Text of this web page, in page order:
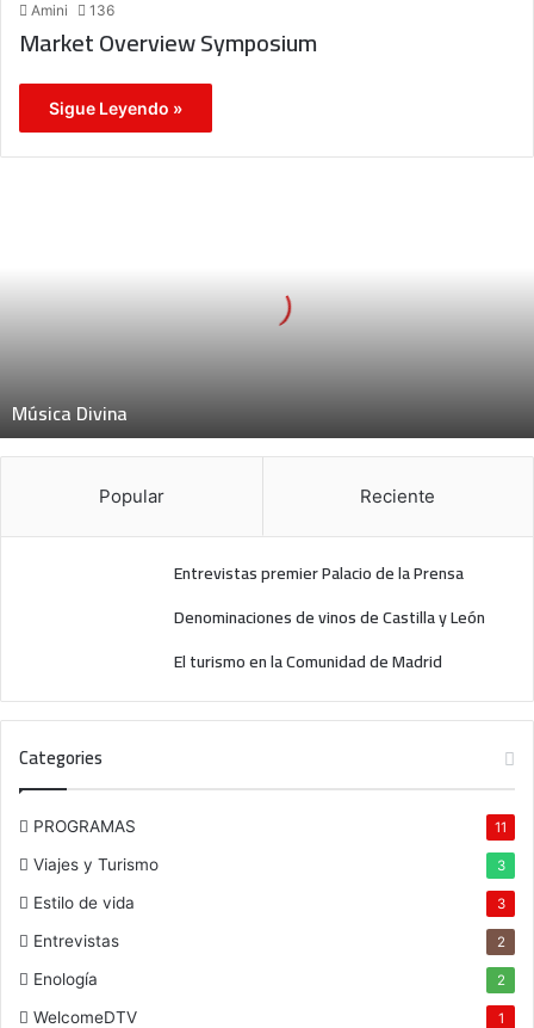
Amini 136
Market Overview Symposium
Sigue Leyendo »
n
Música Divina
Popular Reciente
Entrevistas premier Palacio de la Prensa
Denominaciones de vinos de Castilla y León
El turismo en la Comunidad de Madrid
Categories
PROGRAMAS 11
Viajes y Turismo 3
Estilo de vida 3
Entrevistas 2
Enología 2
WelcomeDTV 1